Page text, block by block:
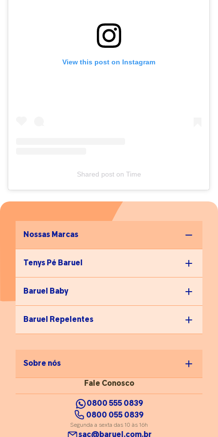
agravar a situação”, alerta a profissional. Reflexologia X
massagem Apesar de ambas serem terapias manuais e
trabalharem o equilíbrio energético, reflexologia e massagem
corpo, eliminando tensões musculares e promovendo
View this post on Instagram
Shared poston Time
Nossas Marcas
Tenys Pé Baruel
Baruel Baby
Baruel Repelentes
Sobre nós
Fale Conosco
0800 555 0839
0800 055 0839
Segunda a sexta das 10 às 16h
sac@baruel.com.br